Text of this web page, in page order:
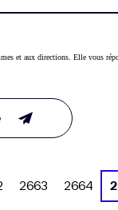
et aux directions. Elle vous
2663 2664